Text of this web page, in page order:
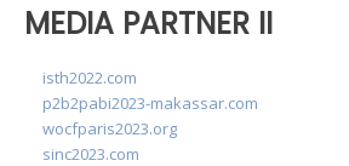
MEDIA PARTNER II
isth2022.com
p2b2pabi2023-makassar.com
wocfparis2023.org
sinc2023.com